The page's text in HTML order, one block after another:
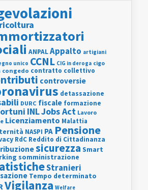
ANPALAppalto artigiani
unico CCNL CIG in deroga cigo
congedo contratto collettivo
controversie
detassazione
DURC fiscale formazione
INLJobs Act Lavoro
Licenziamento Malattia
NASPI PA Pensione
RdC Reddito di Cittadinanza
sicurezza Smart
somministrazione
Stranieri
Tempo determinato
Vigilanza Welfare